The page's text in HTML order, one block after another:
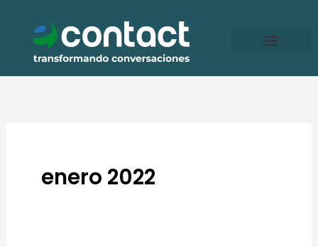
contenido
enero 2022